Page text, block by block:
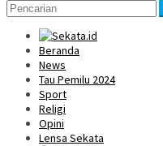
Beranda
News
Tau Pemilu 2024
Sport
Religi
Opini
Lensa Sekata